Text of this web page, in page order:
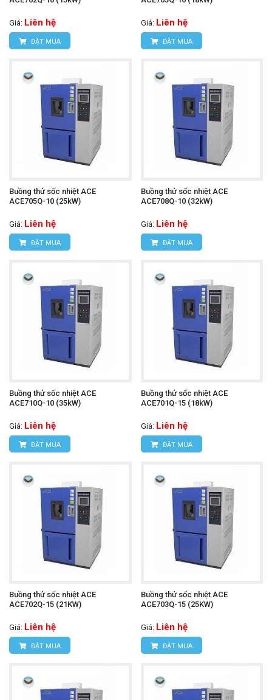
Giá: Liên hệ
ĐẶT MUA
Giá: Liên hệ
ĐẶT MUA
Buồng thử sốc nhiệt ACE
ACE705Q-10 (25kW)
Giá: Liên hệ
ĐẶT MUA
Buồng thử sốc nhiệt ACE
ACE708Q-10 (32kW)
Giá: Liên hệ
ĐẶT MUA
Buồng thử sốc nhiệt ACE
ACE710Q-10 (35kW)
Giá: Liên hệ
ĐẶT MUA
Buồng thử sốc nhiệt ACE
ACE701Q-15 (18kW)
Giá: Liên hệ
ĐẶT MUA
Buồng thử sốc nhiệt ACE
ACE702Q-15 (21KW)
Giá: Liên hệ
ĐẶT MUA
Buồng thử sốc nhiệt ACE
ACE703Q-15 (25KW)
Giá: Liên hệ
ĐẶT MUA